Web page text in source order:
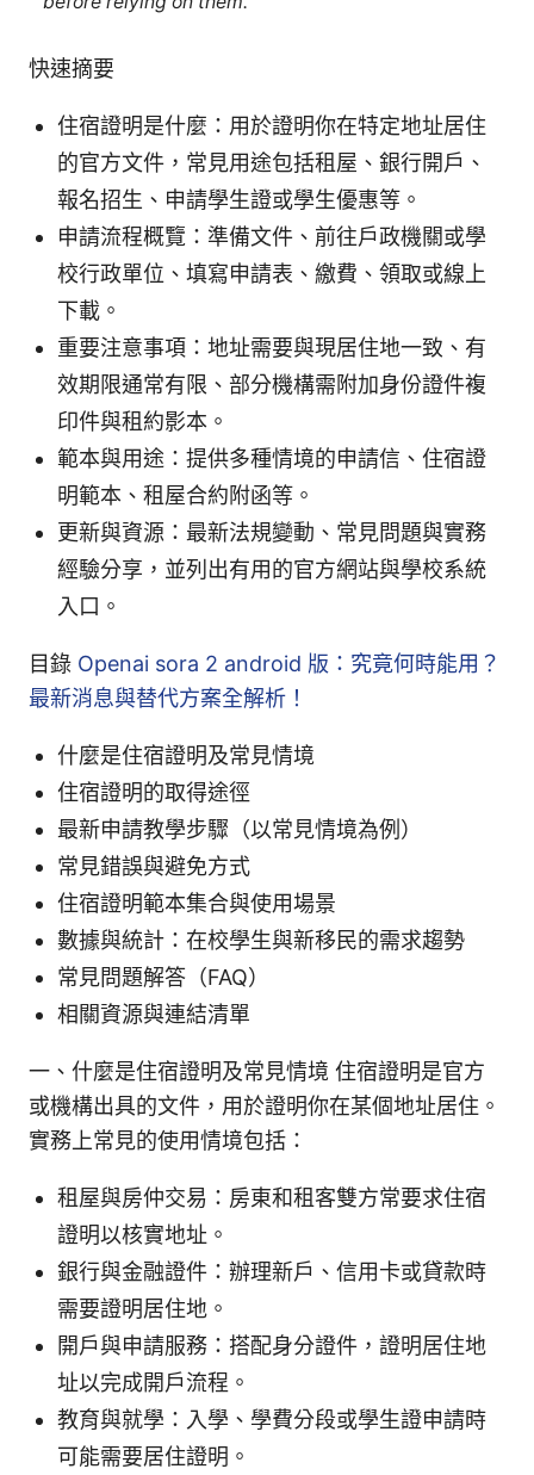
快速摘要
住宿證明是什麼：用於證明你在特定地址居住
的官方文件，常見用途包括租屋、銀行開戶、
報名招生、申請學生證或學生優惠等。
申請流程概覽：準備文件、前往戶政機關或學
校行政單位、填寫申請表、繳費、領取或線上
下載。
重要注意事項：地址需要與現居住地一致、有
效期限通常有限、部分機構需附加身份證件複
印件與租約影本。
範本與用途：提供多種情境的申請信、住宿證
明範本、租屋合約附函等。
更新與資源：最新法規變動、常見問題與實務
經驗分享，並列出有用的官方網站與學校系統
入口。
目錄 Openai sora 2 android 版：究竟何時能用？
最新消息與替代方案全解析！
什麼是住宿證明及常見情境
住宿證明的取得途徑
最新申請教學步驟（以常見情境為例）
常見錯誤與避免方式
住宿證明範本集合與使用場景
數據與統計：在校學生與新移民的需求趨勢
常見問題解答（FAQ）
相關資源與連結清單
一、什麼是住宿證明及常見情境 住宿證明是官方
或機構出具的文件，用於證明你在某個地址居住。
實務上常見的使用情境包括：
租屋與房仲交易：房東和租客雙方常要求住宿
證明以核實地址。
銀行與金融證件：辦理新戶、信用卡或貸款時
需要證明居住地。
開戶與申請服務：搭配身分證件，證明居住地
址以完成開戶流程。
教育與就學：入學、學費分段或學生證申請時
可能需要居住證明。